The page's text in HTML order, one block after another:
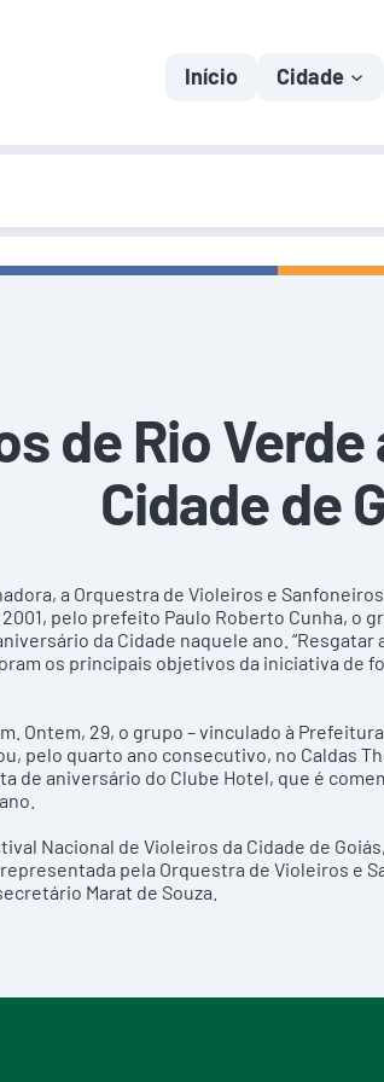
Início Cidade
de Rio
Cidade de
a Orquestra de Violeiros e
pelo prefeito Paulo Roberto Cunha, o
da Cidade naquele ano. “Resgatar
os principais objetivos da iniciativa de
Ontem, 29, o grupo – vinculado à
pelo quarto ano consecutivo, no Caldas
de aniversário do Clube Hotel, que é
Nacional de Violeiros da Cidade de
pela Orquestra de Violeiros e
Marat de Souza.